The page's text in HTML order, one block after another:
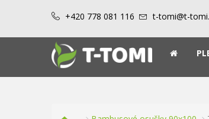
+420 778 081 116 t-tomi@t-